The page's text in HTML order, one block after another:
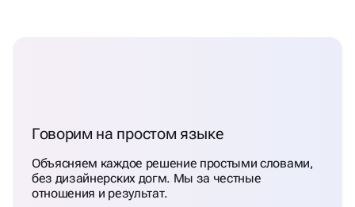
Говорим на простом языке
Объясняем каждое решение простыми словами,
без дизайнерских догм. Мы за честные
отношения и результат.